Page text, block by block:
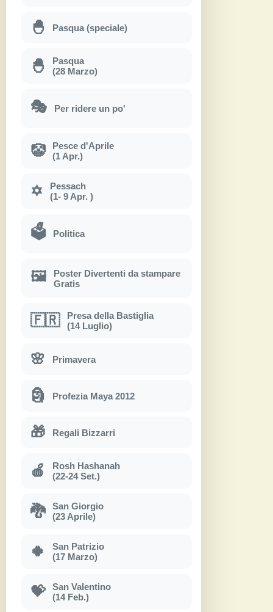
🐣 Pasqua (speciale)
🐣
Pasqua
(28 Marzo)
🎭 Per ridere un po'
🤡
Pesce d'Aprile
(1 Apr.)
✡
Pessach
(1- 9 Apr. )
🗳 Politica
🖼
Poster Divertenti da stampare
Gratis
🇫🇷
Presa della Bastiglia
(14 Luglio)
🌸 Primavera
🗿 Profezia Maya 2012
🎁 Regali Bizzarri
🍎
Rosh Hashanah
(22-24 Set.)
🐉
San Giorgio
(23 Aprile)
🍀
San Patrizio
(17 Marzo)
💝
San Valentino
(14 Feb.)